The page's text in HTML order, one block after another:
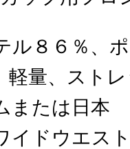
ル８６％、
軽量、スト
または日本
イドウエス